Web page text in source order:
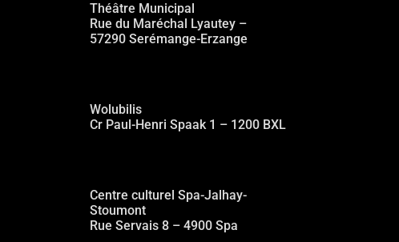
Théâtre Municipal
Rue du Maréchal Lyautey –
57290 Serémange-Erzange
Wolubilis
Cr Paul-Henri Spaak 1 – 1200 BXL
Centre culturel Spa-Jalhay-
Stoumont
Rue Servais 8 – 4900 Spa